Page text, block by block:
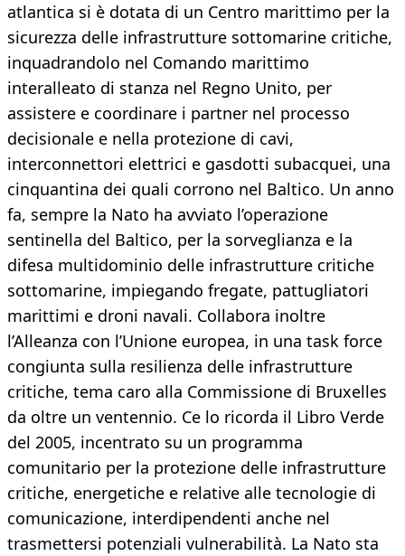
atlantica si è dotata di un Centro marittimo per la
sicurezza delle infrastrutture sottomarine critiche,
inquadrandolo nel Comando marittimo
interalleato di stanza nel Regno Unito, per
assistere e coordinare i partner nel processo
decisionale e nella protezione di cavi,
interconnettori elettrici e gasdotti subacquei, una
cinquantina dei quali corrono nel Baltico. Un anno
fa, sempre la Nato ha avviato l’operazione
sentinella del Baltico, per la sorveglianza e la
difesa multidominio delle infrastrutture critiche
sottomarine, impiegando fregate, pattugliatori
marittimi e droni navali. Collabora inoltre
l’Alleanza con l’Unione europea, in una task force
congiunta sulla resilienza delle infrastrutture
critiche, tema caro alla Commissione di Bruxelles
da oltre un ventennio. Ce lo ricorda il Libro Verde
del 2005, incentrato su un programma
comunitario per la protezione delle infrastrutture
critiche, energetiche e relative alle tecnologie di
comunicazione, interdipendenti anche nel
trasmettersi potenziali vulnerabilità. La Nato sta